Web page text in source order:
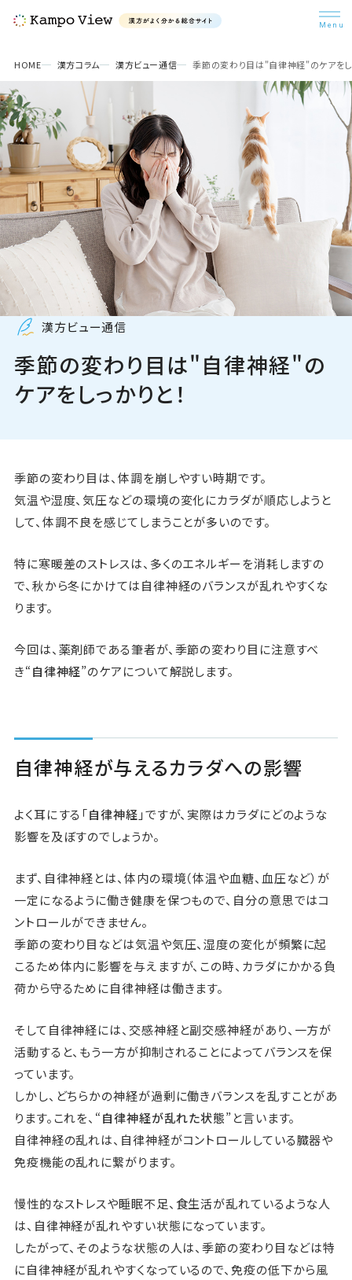
検索
漢方を知ろう
悩み別漢方
漢方コラム
病院・医師検索
Pick Up
HOME 漢方コラム 漢方ビュー通信 季節の変わり目は"自律神経"のケアをし
漢方ビュー通信
季節の変わり目は"自律神経"の
ケアをしっかりと！
季節の変わり目は、体調を崩しやすい時期です。
気温や湿度、気圧などの環境の変化にカラダが順応しようと
して、体調不良を感じてしまうことが多いのです。
特に寒暖差のストレスは、多くのエネルギーを消耗しますの
で、秋から冬にかけては自律神経のバランスが乱れやすくな
ります。
今回は、薬剤師である筆者が、季節の変わり目に注意すべ
き“自律神経”のケアについて解説します。
自律神経が与えるカラダへの影響
よく耳にする「自律神経 」ですが、実際はカラダにどのような
影響を及ぼすのでしょうか。
まず、自律神経とは、体内の環境（体温や血糖、血圧など）が
一定になるように働き健康を保つもので、自分の意思ではコ
ントロールができません。
季節の変わり目などは気温や気圧、湿度の変化が頻繁に起
こるため体内に影響を与えますが、この時、カラダにかかる負
荷から守るために自律神経は働きます。
そして自律神経には、交感神経と副交感神経があり、一方が
活動すると、もう一方が抑制されることによってバランスを保
っています。
しかし、どちらかの神経が過剰に働きバランスを乱すことがあ
ります。これを、“自律神経が乱れた状態”と言います。
自律神経の乱れは、自律神経がコントロールしている臓器や
免疫機能の乱れに繋がります。
慢性的なストレスや睡眠不足、食生活が乱れているような人
は、自律神経が乱れやすい状態になっています。
したがって、そのような状態の人は、季節の変わり目などは特
に自律神経が乱れやすくなっているので、免疫の低下から風